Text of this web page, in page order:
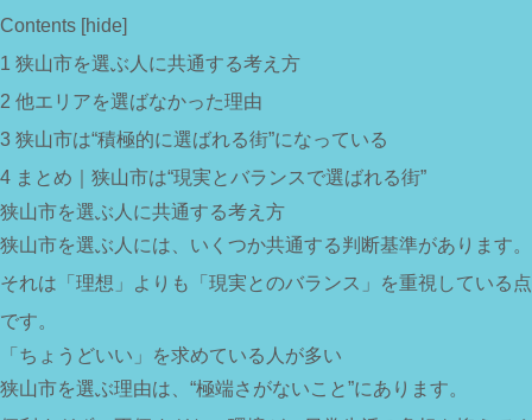
Contents [hide]
1 狭山市を選ぶ人に共通する考え方
2 他エリアを選ばなかった理由
3 狭山市は“積極的に選ばれる街”になっている
4 まとめ｜狭山市は“現実とバランスで選ばれる街”
狭山市を選ぶ人に共通する考え方
狭山市を選ぶ人には、いくつか共通する判断基準があります。
それは「理想」よりも「現実とのバランス」を重視している点
です。
「ちょうどいい」を求めている人が多い
狭山市を選ぶ理由は、“極端さがないこと”にあります。